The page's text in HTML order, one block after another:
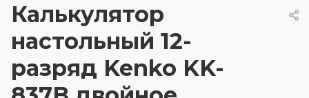
Калькулятор
настольный 12-
разряд Kenko KK-